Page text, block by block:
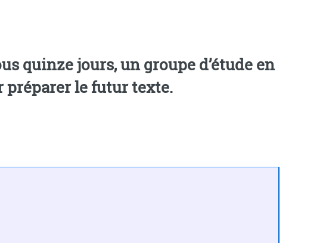
quinze jours, un groupe d’étude en
de la réforme se réunit aujourd’hui pour préparer le futur texte.